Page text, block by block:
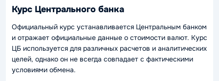
Курс Центрального банка
Официальный курс устанавливается Центральным банком
и отражает официальные данные о стоимости валют. Курс
ЦБ используется для различных расчетов и аналитических
целей, однако он не всегда совпадает с фактическими
условиями обмена.